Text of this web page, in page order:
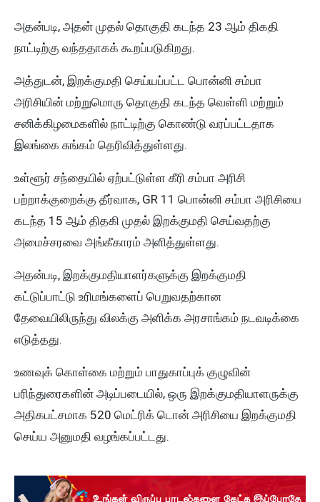
அதன்படி, அதன் முதல் தொகுதி கடந்த 23 ஆம் திகதி
நாட்டிற்கு வந்ததாகக் கூறப்படுகிறது.
அத்துடன், இறக்குமதி செய்யப்பட்ட பொன்னி சம்பா
அரிசியின் மற்றுமொரு தொகுதி கடந்த வெள்ளி மற்றும்
சனிக்கிழமைகளில் நாட்டிற்கு கொண்டு வரப்பட்டதாக
இலங்கை சுங்கம் தெரிவித்துள்ளது.
உள்ளூர் சந்தையில் ஏற்பட்டுள்ள கீரி சம்பா அரிசி
பற்றாக்குறைக்கு தீர்வாக, GR 11 பொன்னி சம்பா அரிசியை
கடந்த 15 ஆம் திதகி முதல் இறக்குமதி செய்வதற்கு
அமைச்சரவை அங்கீகாரம் அளித்துள்ளது.
அதன்படி, இறக்குமதியாளர்களுக்கு இறக்குமதி
கட்டுப்பாட்டு உரிமங்களைப் பெறுவதற்கான
தேவையிலிருந்து விலக்கு அளிக்க அரசாங்கம் நடவடிக்கை
எடுத்தது.
உணவுக் கொள்கை மற்றும் பாதுகாப்புக் குழுவின்
பரிந்துரைகளின் அடிப்படையில், ஒரு இறக்குமதியாளருக்கு
அதிகபட்சமாக 520 மெட்ரிக் டொன் அரிசியை இறக்குமதி
செய்ய அனுமதி வழங்கப்பட்டது.